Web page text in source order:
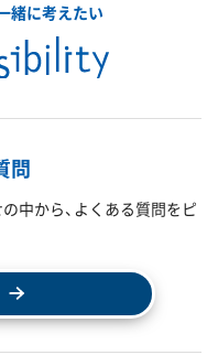
緒に考えたい
問
中から、よくある質問をピ